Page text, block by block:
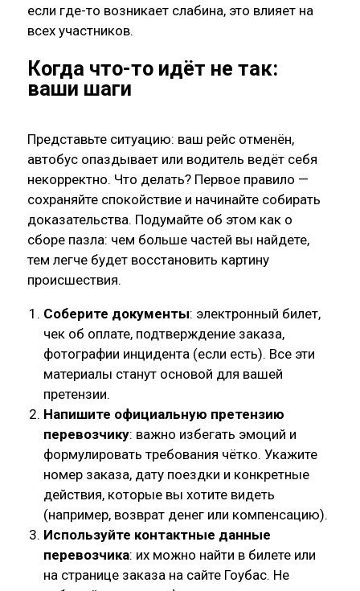
если где-то возникает слабина, это влияет на
всех участников.
Когда что-то идёт не так:
ваши шаги
Представьте ситуацию: ваш рейс отменён,
автобус опаздывает или водитель ведёт себя
некорректно. Что делать? Первое правило —
сохраняйте спокойствие и начинайте собирать
доказательства. Подумайте об этом как о
сборе пазла: чем больше частей вы найдете,
тем легче будет восстановить картину
происшествия.
Соберите документы: электронный билет,
чек об оплате, подтверждение заказа,
фотографии инцидента (если есть). Все эти
материалы станут основой для вашей
претензии.
Напишите официальную претензию
перевозчику: важно избегать эмоций и
формулировать требования чётко. Укажите
номер заказа, дату поездки и конкретные
действия, которые вы хотите видеть
(например, возврат денег или компенсацию).
Используйте контактные данные
перевозчика: их можно найти в билете или
на странице заказа на сайте Гоубас. Не